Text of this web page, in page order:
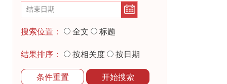
搜索位置： 全文 标题
结果排序： 按相关度 按日期